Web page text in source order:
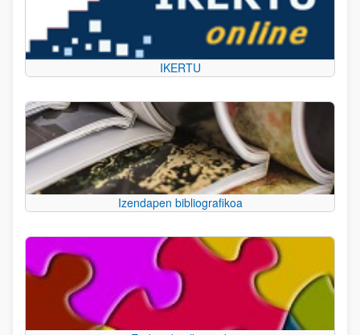
IKERTU
Izendapen bibliografikoa